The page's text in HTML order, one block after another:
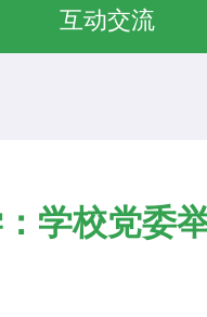
互动交流
学校党委